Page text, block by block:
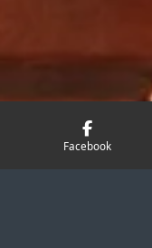
Facebook